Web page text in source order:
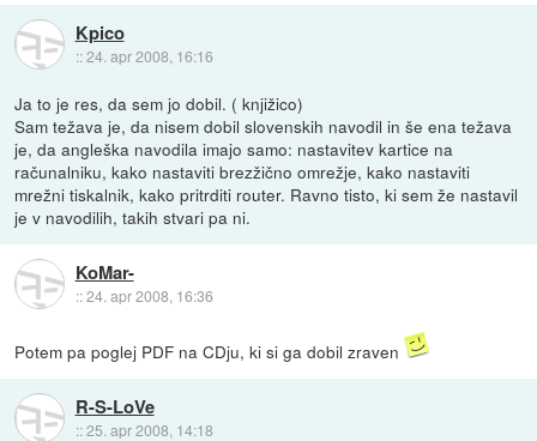
Kpico
::24. apr 2008, 16:16
Ja to je res, da sem jo dobil. ( knjižico)
Sam težava je, da nisem dobil slovenskih navodil in še ena težava
je, da angleška navodila imajo samo: nastavitev kartice na
računalniku, kako nastaviti brezžično omrežje, kako nastaviti
mrežni tiskalnik, kako pritrditi router. Ravno tisto, ki sem že nastavil
je v navodilih, takih stvari pa ni.
KoMar-
::24. apr 2008, 16:36
Potem pa poglej PDF na CDju, ki si ga dobil zraven
R-S-LoVe
::25. apr 2008, 14:18